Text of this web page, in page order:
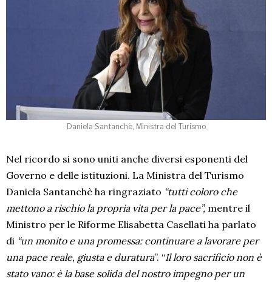
Daniela Santanchè, Ministra del Turismo
Nel ricordo si sono uniti anche diversi esponenti del
Governo e delle istituzioni. La Ministra del Turismo
Daniela Santanchè ha ringraziato “tutti coloro che
mettono a rischio la propria vita per la pace”, mentre il
Ministro per le Riforme Elisabetta Casellati ha parlato
di “un monito e una promessa: continuare a lavorare per
una pace reale, giusta e duratura”. “Il loro sacrificio non è
stato vano: è la base solida del nostro impegno per un